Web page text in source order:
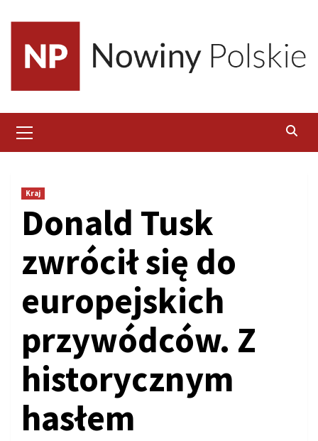
content
Menu
Kraj
Donald Tusk
zwrócił się do
europejskich
przywódców. Z
historycznym
hasłem